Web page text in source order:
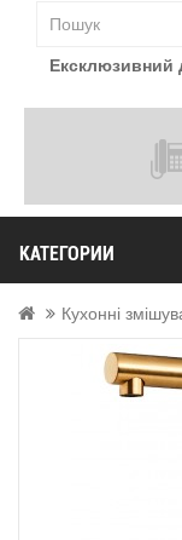
Ексклюзивний
КАТЕГОРИИ
Кухонні